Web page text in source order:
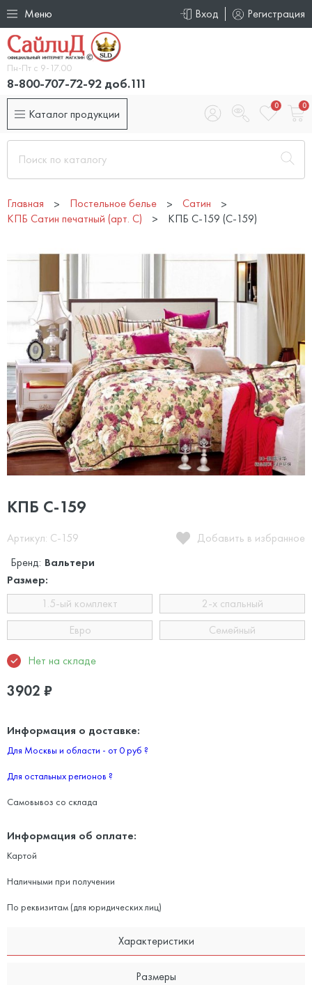
Меню Вход Регистрация
Пн-Пт с 9-17.00
8-800-707-72-92 доб.111
Каталог продукции
0 0
Главная Постельное белье
Сатин
КПБ Сатин печатный (арт. С)
КПБ С-159 (C-159)
КПБ С-159
Артикул: C-159
Добавить в избранное
Бренд: Вальтери
Размер:
1.5-ый комплект
2-х спальный
Евро
Семейный
Нет на складе
3902 ₽
Информация о доставке:
Для Москвы и области - от 0 руб ?
Для остальных регионов ?
Самовывоз со склада
Информация об оплате:
Картой
Наличными при получении
По реквизитам (для юридических лиц)
Характеристики
Размеры